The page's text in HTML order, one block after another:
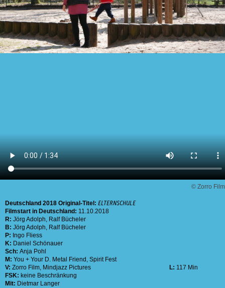
© Zorro Film
Deutschland 2018 Original-Titel: ELTERNSCHULE
Filmstart in Deutschland: 11.10.2018
R: Jörg Adolph, Ralf Bücheler
B: Jörg Adolph, Ralf Bücheler
P: Ingo Fliess
K: Daniel Schönauer
Sch: Anja Pohl
M: You + Your D. Metal Friend , Spirit Fest
V: Zorro Film, Mindjazz Pictures L: 117 Min
FSK: keine Beschränkung
Mit: Dietmar Langer